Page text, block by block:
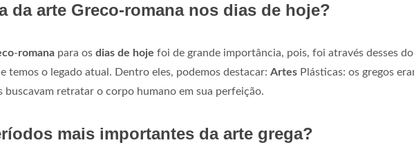
da arte Greco-romana nos dias de hoje?
-romana para os dias de hoje foi de grande importância, pois, foi através desses
temos o legado atual. Dentro eles, podemos destacar: Artes Plásticas: os gregos
buscavam retratar o corpo humano em sua perfeição.
mais importantes da arte grega?